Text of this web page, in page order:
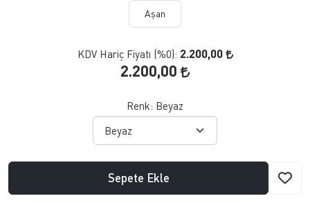
Aşan
KDV Hariç Fiyatı (%0): 2.200,00
2.200,00
Renk: Beyaz
Sepete Ekle